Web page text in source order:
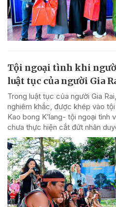
Tội ngoại tình khi
luật tục của người Gia
Trong luật tục của người Gia
nghiêm khắc, được khép vào
Kao bong K’lang- tội ngoại tình
chưa thực hiện cắt đứt nhân